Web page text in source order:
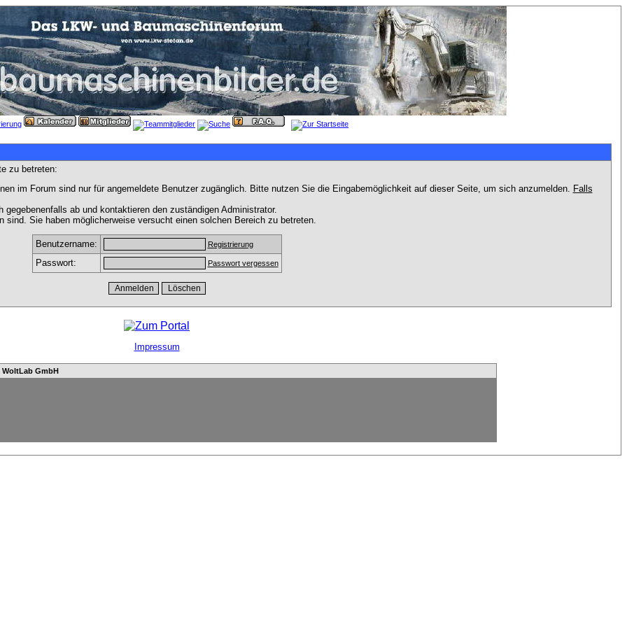
zu betreten:
im Forum sind nur für angemeldete Benutzer zugänglich. Bitte nutzen Sie die Eingabemöglichkeit auf dieser Seite, um sich anzumelden. Falls
ab und kontaktieren den zuständigen Administrator.
Sie haben möglicherweise versucht einen solchen Bereich zu betreten.
Benutzername: Registrierung
Passwort: Passwort vergessen
Impressum
WoltLab GmbH